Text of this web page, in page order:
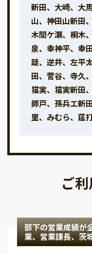
新田、大崎、大
山、神田山新田
木間ケ瀬、桐木
泉、幸神平、幸
跿、逆井、左平
田、菅谷、寺久
猫実、猫実新田
師戸、孫兵エ新
里、みむら、莚
ご
部下の営業成績が
業、営業課長、茨